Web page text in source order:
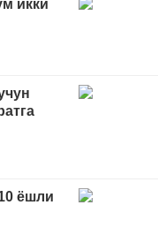
икки
ёшли